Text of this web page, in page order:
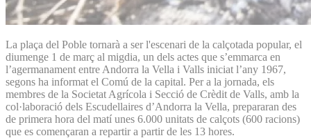
La plaça del Poble tornarà a ser l'escenari de la calçotada popular, el
diumenge 1 de març al migdia, un dels actes que s’emmarca en
l’agermanament entre Andorra la Vella i Valls iniciat l’any 1967,
segons ha informat el Comú de la capital. Per a la jornada, els
membres de la Societat Agrícola i Secció de Crèdit de Valls, amb la
col·laboració dels Escudellaires d’Andorra la Vella, prepararan des
de primera hora del matí unes 6.000 unitats de calçots (600 racions)
que es començaran a repartir a partir de les 13 hores.